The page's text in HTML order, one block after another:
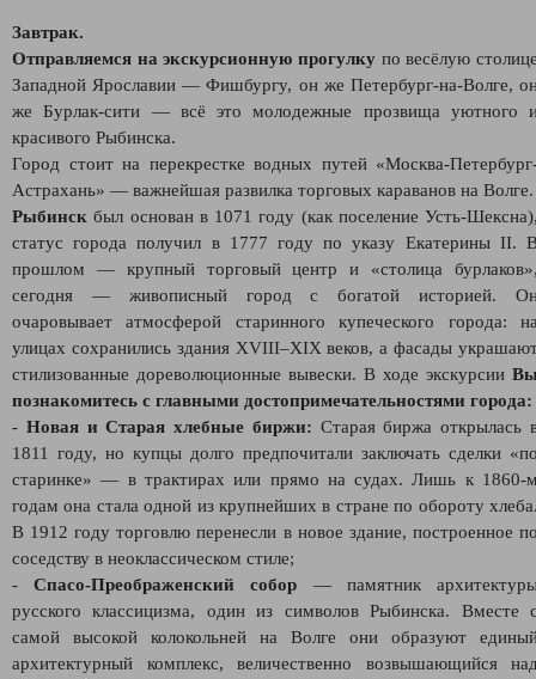
Завтрак.
Отправляемся на экскурсионную прогулку по весёлую
Западной Ярославии — Фишбургу, он же Петербург-на-Волге,
же Бурлак-сити — всё это молодежные прозвища уютного
красивого Рыбинска.
Город стоит на перекрестке водных путей «Москва-
Астрахань» — важнейшая развилка торговых караванов на Волге.
Рыбинск был основан в 1071 году (как поселение
статус города получил в 1777 году по указу Екатерины II.
прошлом — крупный торговый центр и «столица
сегодня — живописный город с богатой историей.
очаровывает атмосферой старинного купеческого города:
улицах сохранились здания XVIII–XIX веков, а фасады
стилизованные дореволюционные вывески. В ходе экскурсии
познакомитесь с главными достопримечательностями города:
- Новая и Старая хлебные биржи: Старая биржа открылась
1811 году, но купцы долго предпочитали заключать сделки
старинке» — в трактирах или прямо на судах. Лишь к
годам она стала одной из крупнейших в стране по обороту
В 1912 году торговлю перенесли в новое здание, построенное
соседству в неоклассическом стиле;
-Спасо-Преображенский собор — памятник
русского классицизма, один из символов Рыбинска. Вместе
самой высокой колокольней на Волге они образуют
архитектурный комплекс, величественно возвышающийся